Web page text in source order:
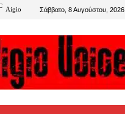
Aigio Σάββατο, 8 Αυγούστου, 2026